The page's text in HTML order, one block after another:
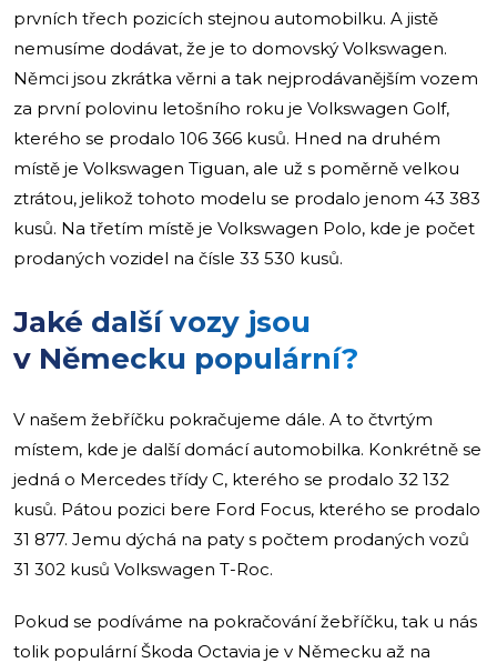
prvních třech pozicích stejnou automobilku. A jistě
nemusíme dodávat, že je to domovský Volkswagen.
Němci jsou zkrátka věrni a tak nejprodávanějším vozem
za první polovinu letošního roku je Volkswagen Golf,
kterého se prodalo 106 366 kusů. Hned na druhém
místě je Volkswagen Tiguan, ale už s poměrně velkou
ztrátou, jelikož tohoto modelu se prodalo jenom 43 383
kusů. Na třetím místě je Volkswagen Polo, kde je počet
prodaných vozidel na čísle 33 530 kusů.
Jaké další vozy jsou
v Německu populární?
V našem žebříčku pokračujeme dále. A to čtvrtým
místem, kde je další domácí automobilka. Konkrétně se
jedná o Mercedes třídy C, kterého se prodalo 32 132
kusů. Pátou pozici bere Ford Focus, kterého se prodalo
31 877. Jemu dýchá na paty s počtem prodaných vozů
31 302 kusů Volkswagen T-Roc.
Pokud se podíváme na pokračování žebříčku, tak u nás
tolik populární Škoda Octavia je v Německu až na